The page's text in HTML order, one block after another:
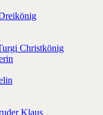
Christkönig
Klaus